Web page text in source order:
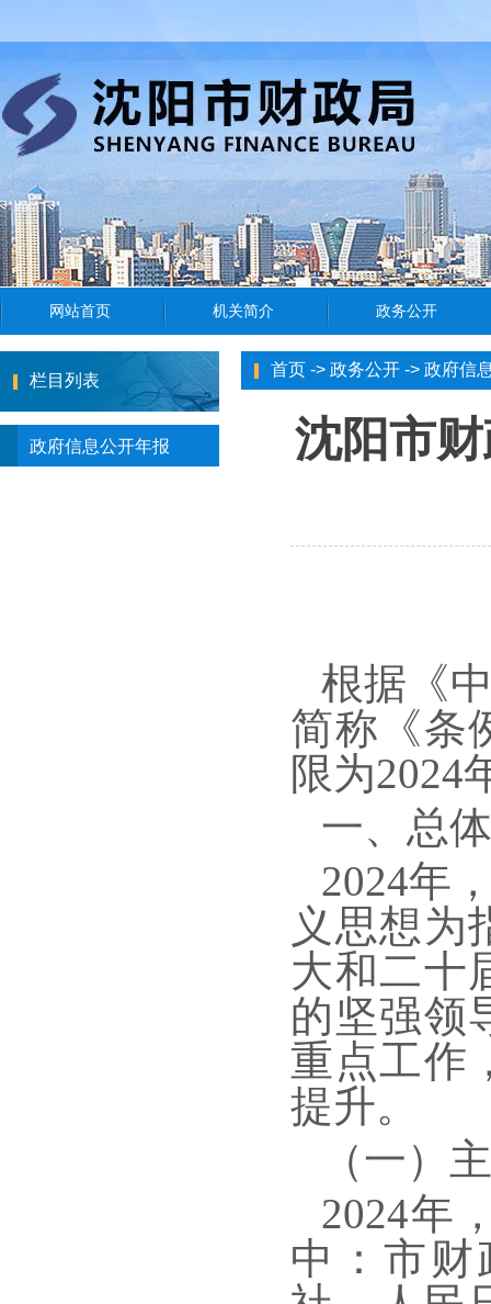
栏目列表
政府信息公开年报
首页 -> 政务公开 -> 政府信
沈阳市
根据《
简称《条
限为2024
一、总
2024年
义思想为
大和二十
的坚强领
重点工作
提升。
（一）
2024年
中：市财